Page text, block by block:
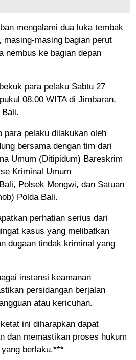
mengalami dua luka tembak
masing-masing bagian perut
nembus ke bagian depan
para pelaku Sabtu 27
08.00 WITA di Jimbaran,
Bali.
para pelaku dilakukan oleh
bersama dengan tim dari
Umum (Ditipidum) Bareskrim
Kriminal Umum
Polsek Mengwi, dan Satuan
Polda Bali.
perhatian serius dari
kasus yang melibatkan
dugaan tindak kriminal yang
instansi keamanan
persidangan berjalan
atau kericuhan.
ini diharapkan dapat
dan memastikan proses hukum
berlaku.***